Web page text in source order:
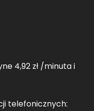
4,92 zł /minuta i
telefonicznych: